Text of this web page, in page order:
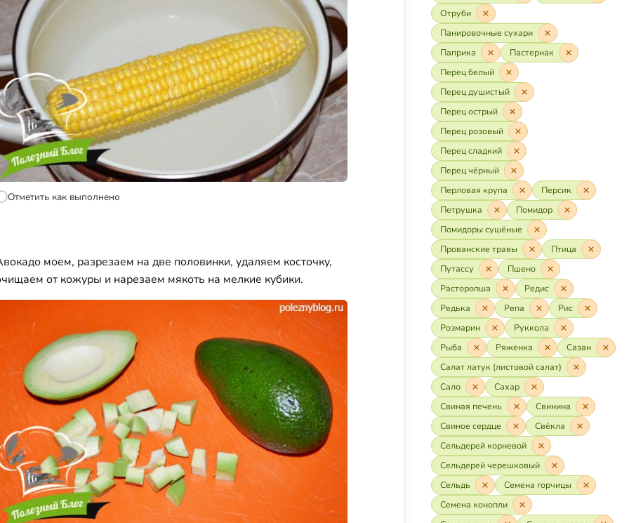
Отметить как выполнено
моем, разрезаем на две половинки, удаляем косточку,
от кожуры и нарезаем мякоть на мелкие кубики.
Отруби
Панировочные сухари
Паприка
Пастернак
Перец белый
Перец душистый
Перец острый
Перец розовый
Перец сладкий
Перец чёрный
Перловая крупа
Персик
Петрушка
Помидор
Помидоры сушёные
Прованские травы
Птица
Путассу
Пшено
Расторопша
Редис
Редька
Репа
Рис
Розмарин
Руккола
Рыба
Ряженка
Сазан
Салат латук (листовой салат)
Сало
Сахар
Свиная печень
Свинина
Свиное сердце
Свёкла
Сельдерей корневой
Сельдерей черешковый
Сельдь
Семена горчицы
Семена конопли